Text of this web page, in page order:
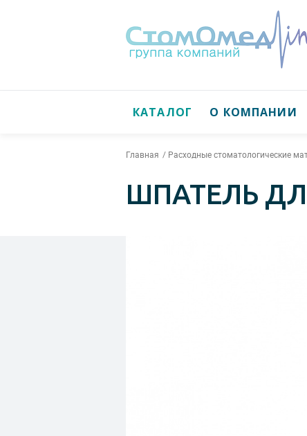
КАТАЛОГ О КОМПАНИИ
Главная Расходные стоматологические
ШПАТЕЛЬ